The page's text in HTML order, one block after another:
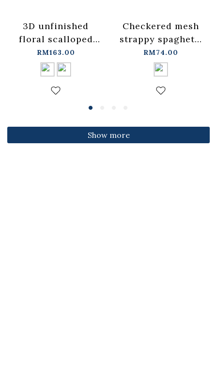
3D unfinished
floral scalloped
jeans, available in
two colors, sizes
S/M/L.
【04011891】in
stock+pre-order
RM163.00
Checkered mesh
strappy spaghetti
strap cover-up
vest -
blue【01099697】
in stock+pre-order
RM74.00
Show more